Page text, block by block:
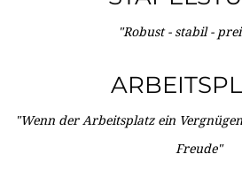
"Robust - stabil -
"Wenn der Arbeitsplatz ein
Freude"